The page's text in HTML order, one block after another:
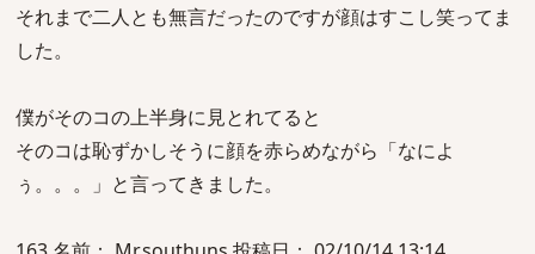
それまで二人とも無言だったのですが顔はすこし笑ってま
した。
僕がそのコの上半身に見とれてると
そのコは恥ずかしそうに顔を赤らめながら「なによ
ぅ。。。」と言ってきました。